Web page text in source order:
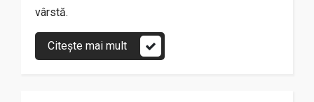
vârstă.
Citește mai mult